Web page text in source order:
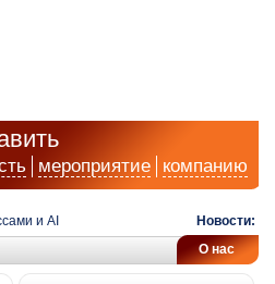
мероприятие компанию
и AI Новости:
О нас